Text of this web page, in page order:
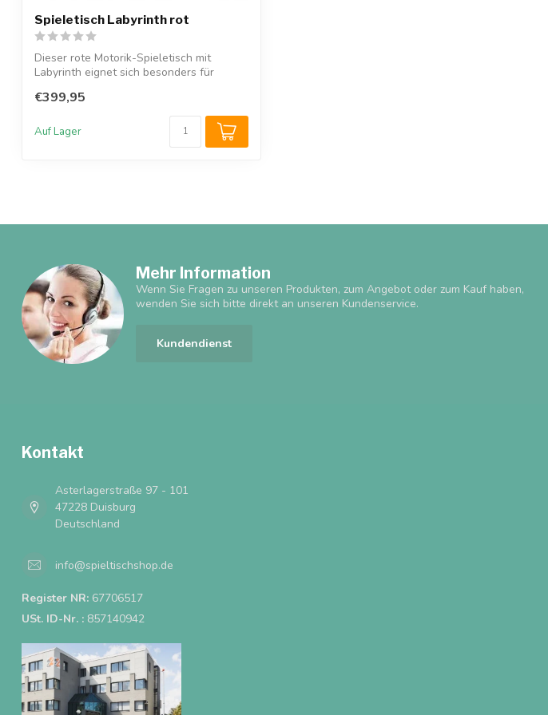
Spieletisch Labyrinth rot
Dieser rote Motorik-Spieletisch mit
Labyrinth eignet sich besonders für
€399,95
Auf Lager
Mehr Information
Wenn Sie Fragen zu unseren Produkten, zum Angebot oder zum Kauf haben,
wenden Sie sich bitte direkt an unseren Kundenservice.
Kundendienst
Kontakt
Asterlagerstraße 97 - 101
47228 Duisburg
Deutschland
info@spieltischshop.de
Register NR: 67706517
USt. ID-Nr. : 857140942